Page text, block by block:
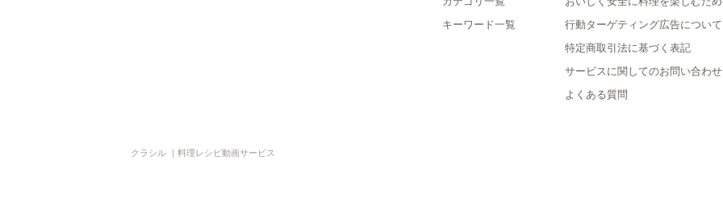
キーワード一覧
行動ターゲティング広告について
特定商取引法に基づく表記
サービスに関してのお問い合わせ
よくある質問
クラシル ｜料理レシピ動画サービス